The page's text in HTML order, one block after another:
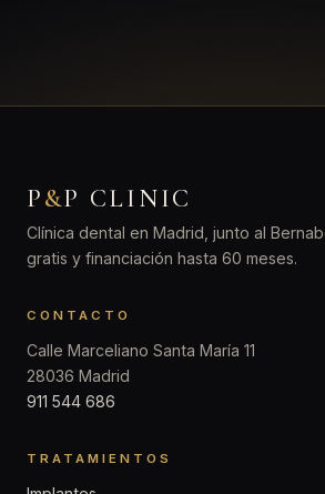
P&P CLINIC
Clínica dental en Madrid, junto al
gratis y financiación hasta 60 meses.
CONTACTO
Calle Marceliano Santa María 11
28036 Madrid
911 544 686
TRATAMIENTOS